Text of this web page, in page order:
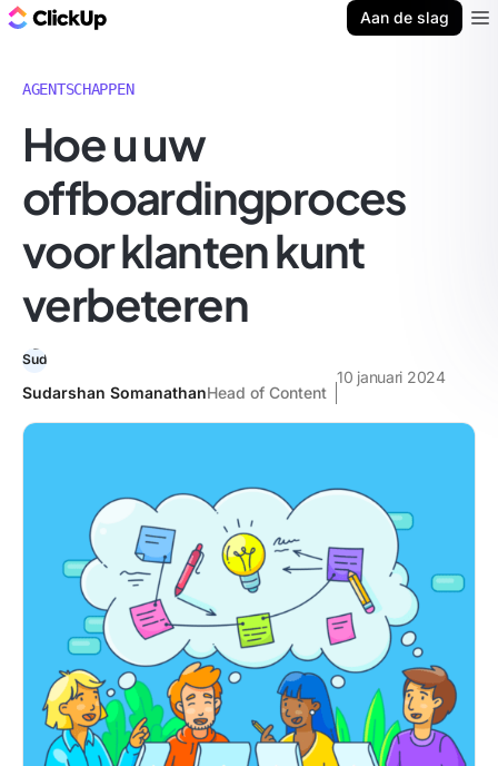
Aan de slag
AGENTSCHAPPEN
Hoe u uw
offboardingproces
voor klanten kunt
verbeteren
Sudarshan SomanathanHead of Content
10 januari 2024